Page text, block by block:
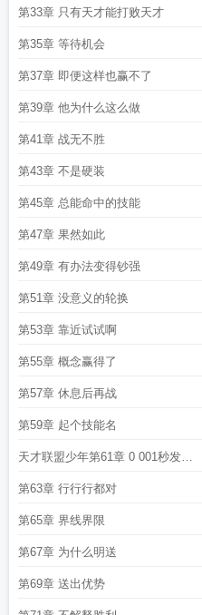
第33章 只有天才能打败天才
第35章 等待机会
第37章 即便这样也赢不了
第39章 他为什么这么做
第41章 战无不胜
第43章 不是硬装
第45章 总能命中的技能
第47章 果然如此
第49章 有办法变得钞强
第51章 没意义的轮换
第53章 靠近试试啊
第55章 概念赢得了
第57章 休息后再战
第59章 起个技能名
天才联盟少年第61章 0 001秒发生
了什么
第63章 行行行都对
第65章 界线界限
第67章 为什么明送
第69章 送出优势